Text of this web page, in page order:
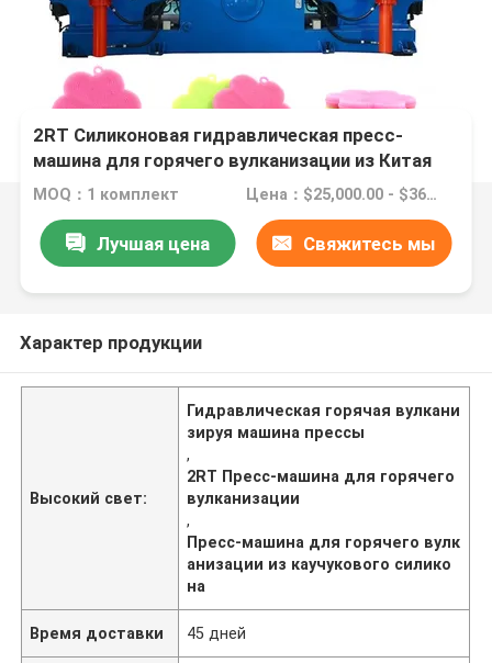
2RT Силиконовая гидравлическая пресс-
машина для горячего вулканизации из Китая
MOQ：1 комплект Цена：$25,000.00 - $36,800.00/sets
Лучшая цена Свяжитесь мы
Характер продукции
Высокий свет:
Гидравлическая горячая вулкани
зируя машина прессы
,
2RT Пресс-машина для горячего
вулканизации
,
Пресс-машина для горячего вулк
анизации из каучукового силико
на
Время доставки 45 дней